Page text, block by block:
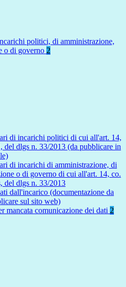
politici, di amministrazione,
o di governo 2
di incarichi politici di cui all'art. 14,
del dlgs n. 33/2013 (da pubblicare in
di incarichi di amministrazione, di
o di governo di cui all'art. 14, co.
del dlgs n. 33/2013
dall'incarico (documentazione da
sul sito web)
mancata comunicazione dei dati 2